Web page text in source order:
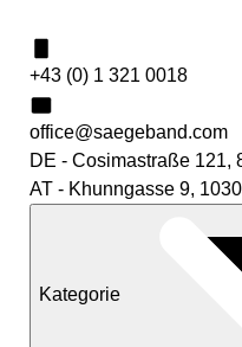
+43 (0) 1 321 0018
office@saegeband.com
DE - Cosimastraße 121,
AT - Khunngasse 9,
Kategorie